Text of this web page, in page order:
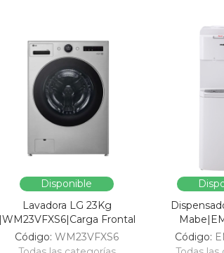
Disponible
Lavadora LG 23Kg
|WM23VFXS6|Carga Frontal
Código: WM23VFXS6
Código: